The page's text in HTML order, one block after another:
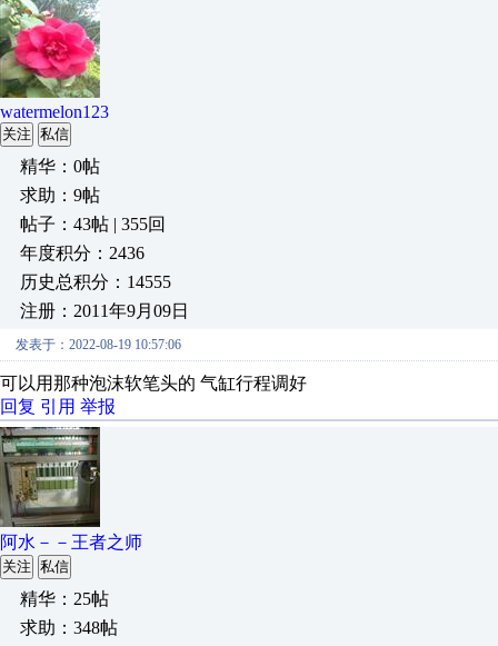
watermelon123
关注 私信
精华：0帖
求助：9帖
帖子：43帖 | 355回
年度积分：2436
历史总积分：14555
注册：2011年9月09日
发表于：2022-08-19 10:57:06
可以用那种泡沫软笔头的 气缸行程调好
回复 引用 举报
阿水－－王者之师
关注 私信
精华：25帖
求助：348帖